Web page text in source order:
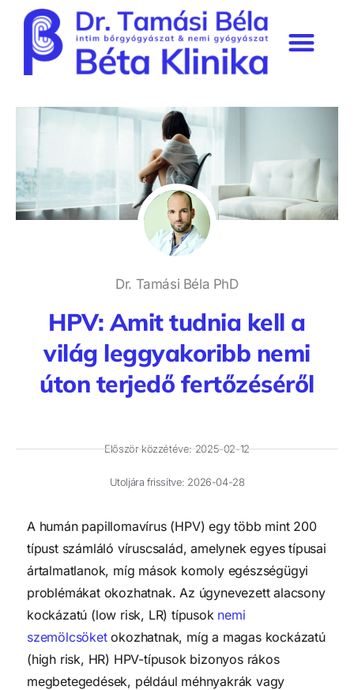
Dr. Tamási Béla PhD
HPV: Amit tudnia kell a
világ leggyakoribb nemi
úton terjedő fertőzéséről
Először közzétéve: 2025-02-12
Utoljára frissítve: 2026-04-28
A humán papillomavírus (HPV) egy több mint 200
típust számláló víruscsalád, amelynek egyes típusai
ártalmatlanok, míg mások komoly egészségügyi
problémákat okozhatnak. Az úgynevezett alacsony
kockázatú (low risk, LR) típusok nemi
szemölcsöketokozhatnak, míg a magas kockázatú
(high risk, HR) HPV-típusok bizonyos rákos
megbetegedések, például méhnyakrák vagy